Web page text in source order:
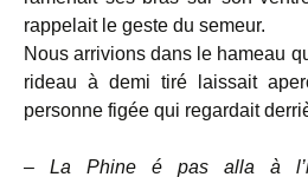
rappelait le geste du semeur.
Nous arrivions dans le hameau
rideau à demi tiré laissait
personne figée qui regardait
– La Phine é pas alla à